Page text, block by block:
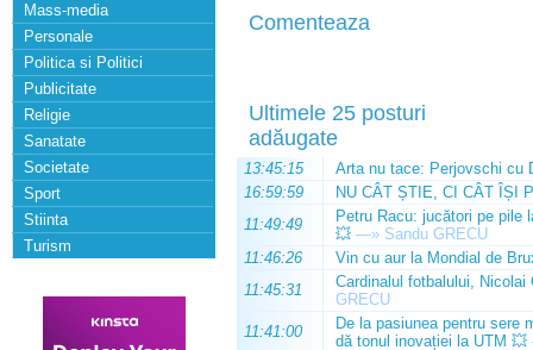
Mass-media
Personale
Politica si Politici
Publicitate
Religie
Sanatate
Societate
Sport
Stiinta
Turism
Comenteaza
Ultimele 25 posturi
adăugate
13:45:15
Arta nu tace: Perjovschi cu
16:59:59
NU CÂT ȘTIE, CI CÂT ÎȘI
11:49:49
Petru Racu: jucători pe pile
💥 —» Sandu GRECU
11:46:26
Vin cu aur la Mondial de
11:45:31
Cardinalul fotbalului,
GRECU
11:41:00
De la pasiunea pentru sere
dă tonul inovației la UTM 💥